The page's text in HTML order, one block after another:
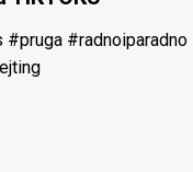
#pruga #radnoiparadno